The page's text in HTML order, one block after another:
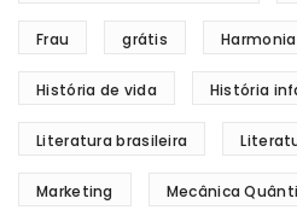
Frau grátis
História de vida História
Literatura brasileira
Marketing Mecânica